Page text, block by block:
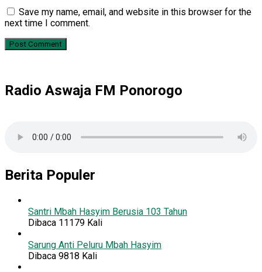
Save my name, email, and website in this browser for the
next time I comment.
Radio Aswaja FM Ponorogo
Berita Populer
Santri Mbah Hasyim Berusia 103 Tahun
Dibaca 11179 Kali
Sarung Anti Peluru Mbah Hasyim
Dibaca 9818 Kali